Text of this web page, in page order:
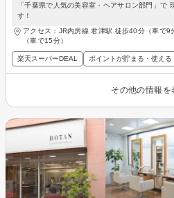
「千葉県で人気の美容室・ヘアサロン部門」で
す！
アクセス：JR内房線 君津駅 徒歩40分（車で
（車で15分）
楽天スーパーDEAL ポイントが貯まる・使える
その他の情報を